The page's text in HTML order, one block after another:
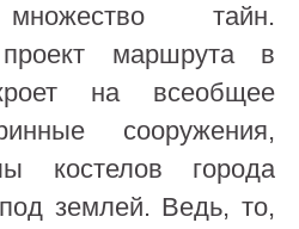
тайн.
проект маршрута в
на всеобщее
сооружения,
костелов города
землей. Ведь, то,